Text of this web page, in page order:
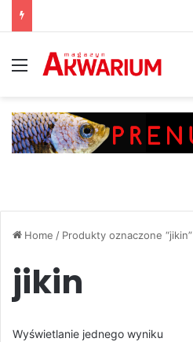
Menu
Home / Produkty oznaczone “jikin”
jikin
Wyświetlanie jednego wyniku